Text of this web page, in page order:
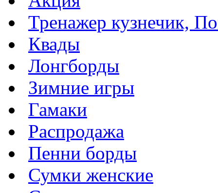
Тренажер кузнечик,
Квады
Лонгборды
Зимние игры
Гамаки
Распродажа
Пенни борды
Сумки женские